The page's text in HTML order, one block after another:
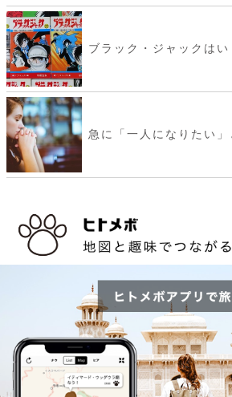
ブラック・ジャックはい
急に「一人になりたい